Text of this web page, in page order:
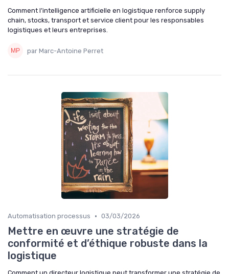
Comment l’intelligence artificielle en logistique renforce supply
chain, stocks, transport et service client pour les responsables
logistiques et leurs entreprises.
par Marc-Antoine Perret
Automatisation processus • 03/03/2026
Mettre en œuvre une stratégie de
conformité et d’éthique robuste dans la
logistique